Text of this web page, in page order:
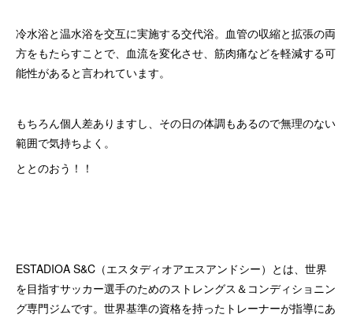
冷水浴と温水浴を交互に実施する交代浴。血管の収縮と拡張の両
方をもたらすことで、血流を変化させ、筋肉痛などを軽減する可
能性があると言われています。
もちろん個人差ありますし、その日の体調もあるので無理のない
範囲で気持ちよく。
ととのおう！！
ESTADIOA S&C（エスタディオアエスアンドシー）とは、世界
を目指すサッカー選手のためのストレングス＆コンディショニン
グ専門ジムです。世界基準の資格を持ったトレーナーが指導にあ